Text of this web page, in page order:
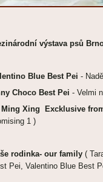
výstava psů
Blue Best Pei -
Choco Best Pei - Velmi
Xing Excklusive
1 )
rodinka- our family (
Pei, Valentino Blue Best